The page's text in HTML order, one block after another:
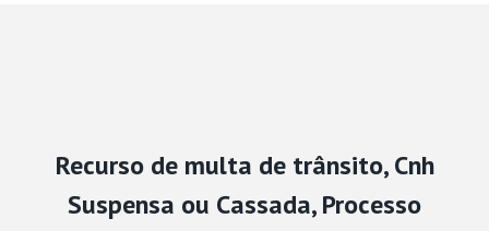
Recurso de multa de trânsito, Cnh
Suspensa ou Cassada, Processo